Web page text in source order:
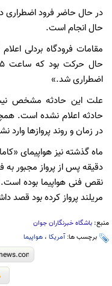
در حال حاضر فرود اضطراری
حال انجام است.
مقامات فرودگاه بردلی
اضطراری شد.»
علت این حادثه مشخص
حادثه اعلام نشده است.
در زمان و روند پرواز‌ها وارد
دقیقه پس از پرواز مجبور
نقص فنی هواپیما بوده است.
مریلند پرواز کرده بود قصد
منبع: باشگاه خبرنگاران جوان
برچسب ها: آمریکا ، هواپیما